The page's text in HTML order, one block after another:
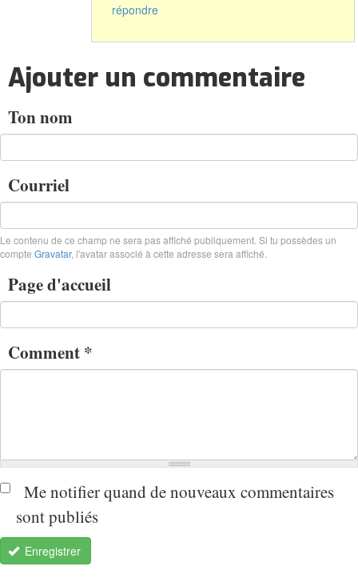
répondre
Ajouter un commentaire
Ton nom
Courriel
Le contenu de ce champ ne sera pas affiché publiquement. Si tu possèdes un
compte Gravatar, l'avatar associé à cette adresse sera affiché.
Page d'accueil
Comment *
Me notifier quand de nouveaux commentaires
sont publiés
Enregistrer